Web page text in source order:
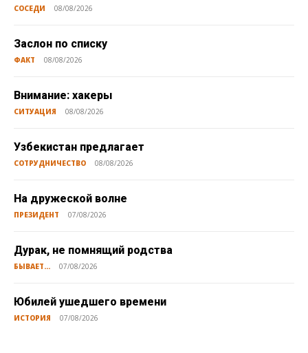
СОСЕДИ 08/08/2026
Заслон по списку
ФАКТ 08/08/2026
Внимание: хакеры
СИТУАЦИЯ 08/08/2026
Узбекистан предлагает
СОТРУДНИЧЕСТВО 08/08/2026
На дружеской волне
ПРЕЗИДЕНТ 07/08/2026
Дурак, не помнящий родства
БЫВАЕТ... 07/08/2026
Юбилей ушедшего времени
ИСТОРИЯ 07/08/2026